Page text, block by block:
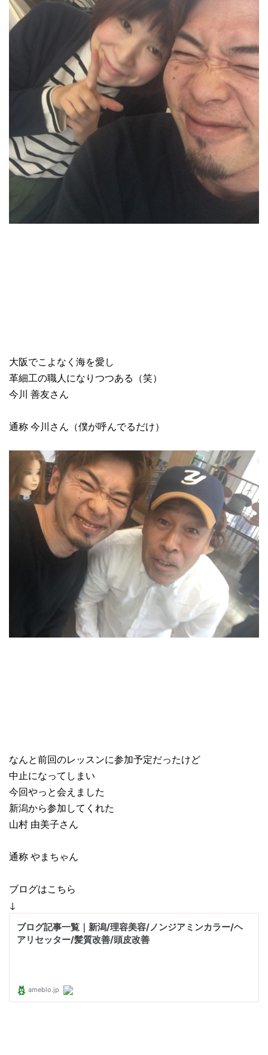
大阪でこよなく海を愛し
革細工の職人になりつつある（笑）
今川 善友さん
通称 今川さん（僕が呼んでるだけ）
なんと前回のレッスンに参加予定だったけど
中止になってしまい
今回やっと会えました
新潟から参加してくれた
山村 由美子さん
通称 やまちゃん
ブログはこちら
↓